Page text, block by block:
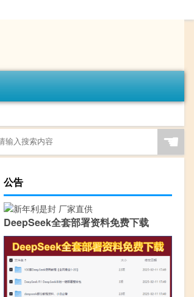
☚
公告
DeepSeek全套部署资料免费下载